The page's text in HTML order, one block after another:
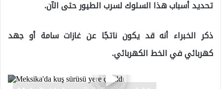
تحديد أسباب هذا السلوك لسرب الطيور حتى الآن.
ذكر الخبراء أنه قد يكون ناتجًا عن غازات سامة أو جهد
كهربائي في الخط الكهربائي.